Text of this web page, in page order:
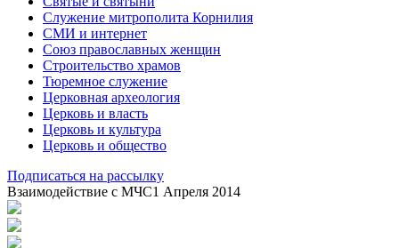
Служение митрополита Корнилия
СМИ и интернет
Союз православных женщин
Строительство храмов
Тюремное служение
Церковная археология
Церковь и власть
Церковь и культура
Церковь и общество
Подписаться на рассылку
Взаимодействие с МЧС1 Апреля 2014